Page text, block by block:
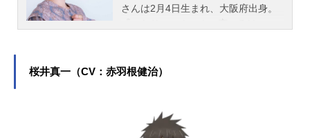
さんは2月4日生まれ、大阪府出身。
人気作品のキャラクターを演じてい
桜井真一（CV：赤羽根健治）